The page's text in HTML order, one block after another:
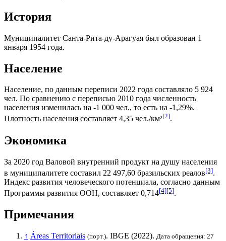
История
Муниципалитет Санта-Рита-ду-Арагуая был образован 1
января 1954 года.
Население
Население, по данным переписи 2022 года составляло 5 924
чел. По сравнению с переписью 2010 года численность
населения изменилась на -1 000 чел., то есть на -1,29%.
Плотность населения составляет 4,35 чел./км²[2].
Экономика
За 2020 год Валовой внутренний продукт на душу населения
в муниципалитете составил 22 497,60 бразильских реалов[3].
Индекс развития человеческого потенциала, согласно данным
Программы развития ООН, составляет 0,714[4][5].
Примечания
↑ Áreas Territoriais (порт.). IBGE (2022). Дата обращения: 27